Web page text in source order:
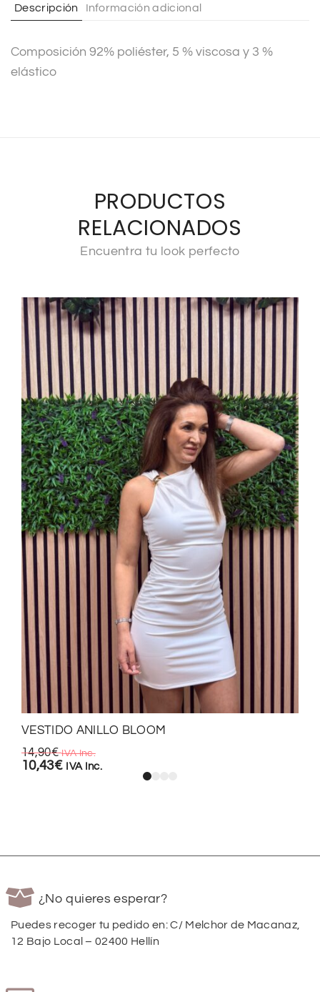
i
e
:
Descripción Información adicional
Composición 92% poliéster, 5 % viscosa y 3 %
elástico
PRODUCTOS
RELACIONADOS
Encuentra tu look perfecto
VESTIDO ANILLO BLOOM
14,90€ IVA Inc.
10,43€ IVA Inc.
¿No quieres esperar?
Puedes recoger tu pedido en: C/ Melchor de Macanaz,
12 Bajo Local – 02400 Hellín